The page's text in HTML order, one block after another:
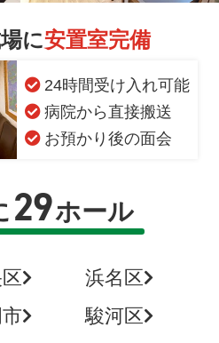
に安置室完備
24時間受け入れ可能
病院から直接搬送
お預かり後の面会
29ホール
浜名区
駿河区